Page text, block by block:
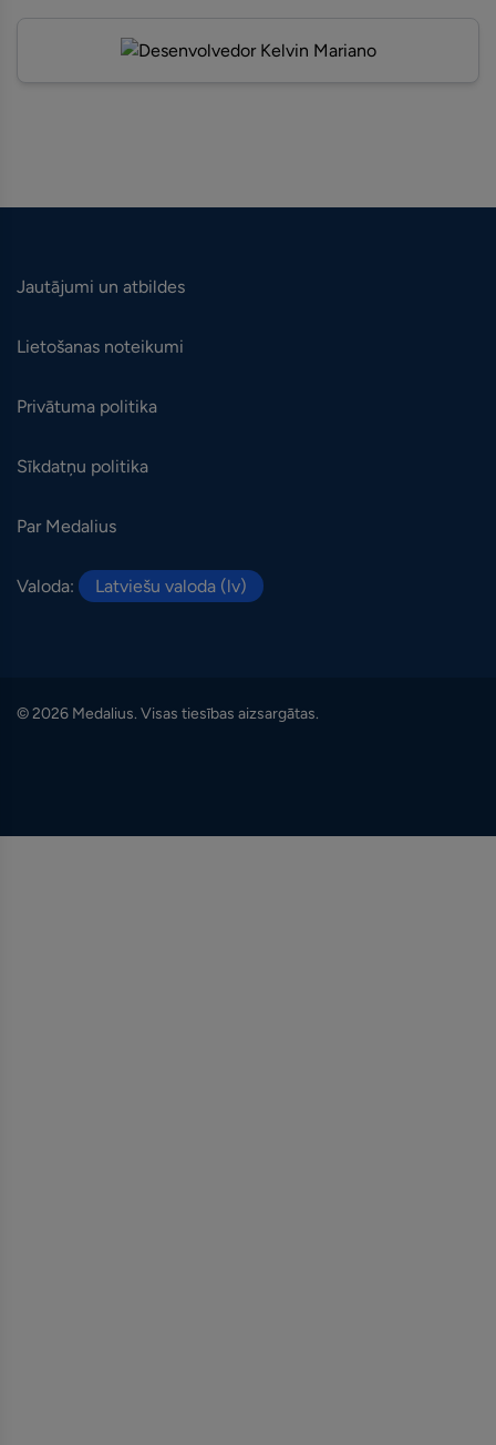
Jautājumi un atbildes
Lietošanas noteikumi
Privātuma politika
Sīkdatņu politika
Par Medalius
Valoda: Latviešu valoda (lv)
© 2026 Medalius. Visas tiesības aizsargātas.